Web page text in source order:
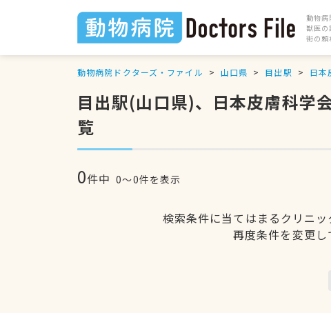
動物病
獣医
街の
動物病院ドクターズ・ファイル 山口県 目出駅 日本
目出駅(山口県)、日本皮膚科学
覧
0件中 0〜0件を表示
検索条件に当てはまるクリニッ
再度条件を変更し